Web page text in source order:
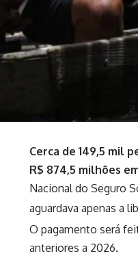
Cerca de 149,5 mil
R$ 874,5 milhões
Nacional do Seguro
aguardava apenas a
O pagamento será
anteriores a 2026.